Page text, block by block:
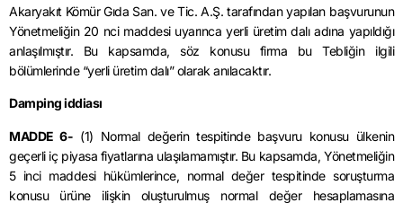
Akaryakıt Kömür Gıda San.veTic. A.Ş. tarafından yapılan başvurunun
Yönetmeliğin 20 ncimaddesi uyarınca yerli üretim dalı adına yapıldığı
anlaşılmıştır. Bu kapsamda, söz konusu firma bu Tebliğin ilgili
bölümlerinde “yerli üretim dalı” olarak anılacaktır.
Damping iddiası
MADDE 6- (1) Normal değerin tespitinde başvuru konusu ülkenin
geçerli iç piyasa fiyatlarına ulaşılamamıştır. Bu kapsamda, Yönetmeliğin
5 inci maddesi hükümlerince, normal değer tespitinde soruşturma
konusu ürüne ilişkin oluşturulmuş normal değer hesaplamasına